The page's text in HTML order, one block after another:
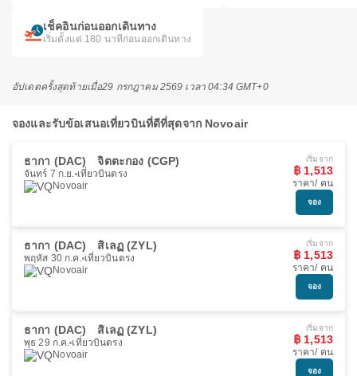
เช็คอินก่อนออกเดินทาง
เริ่มตั้งแต่ 180 นาทีก่อนออกเดินทาง
อัปเดตครั้งสุดท้ายเมื่อ29 กรกฎาคม 2569 เวลา 04:34 GMT+0
จองและรับข้อเสนอเที่ยวบินที่ดีที่สุดจาก Novoair
ธากา (DAC) จิตตะกอง (CGP)
จันทร์ 7 ก.ย. เที่ยวบินตรง
Novoair
เริ่มจาก
฿ 1,513
ราคา/ คน
จอง
ธากา (DAC) สิเลฏ (ZYL)
พฤหัส 30 ก.ค. เที่ยวบินตรง
Novoair
เริ่มจาก
฿ 1,513
ราคา/ คน
จอง
ธากา (DAC) สิเลฏ (ZYL)
พุธ 29 ก.ค. เที่ยวบินตรง
Novoair
เริ่มจาก
฿ 1,513
ราคา/ คน
จอง